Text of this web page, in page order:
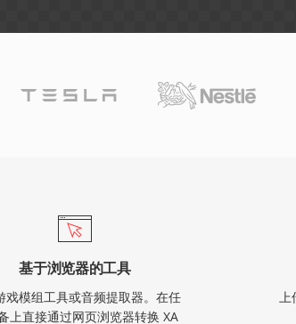
基于浏览器的工具
戏模组工具或音频提取器。在任
上直接通过网页浏览器转换 XA
上